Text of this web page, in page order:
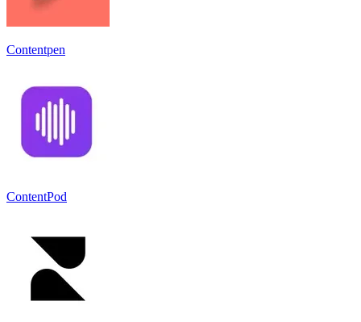
Contentpen
ContentPod